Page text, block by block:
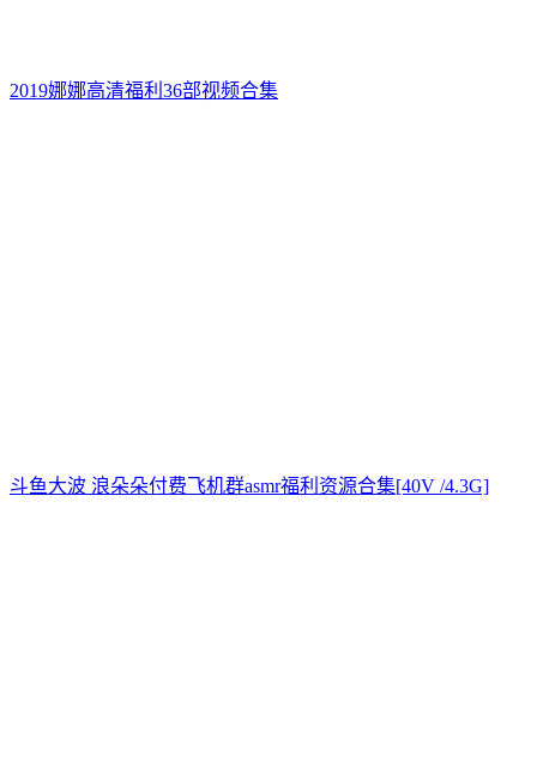
2019娜娜高清福利36部视频合集
斗鱼大波 浪朵朵付费飞机群asmr福利资源合集[40V /4.3G]